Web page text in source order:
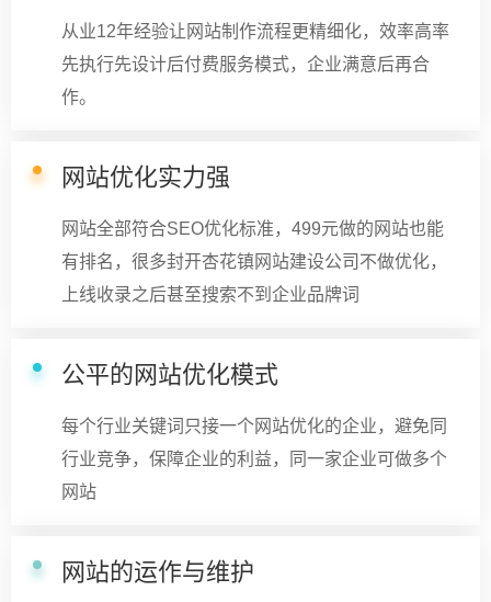
从业12年经验让网站制作流程更精细化，效率高率
先执行先设计后付费服务模式，企业满意后再合
作。
网站优化实力强
网站全部符合SEO优化标准，499元做的网站也能
有排名，很多封开杏花镇网站建设公司不做优化，
上线收录之后甚至搜索不到企业品牌词
公平的网站优化模式
每个行业关键词只接一个网站优化的企业，避免同
行业竞争，保障企业的利益，同一家企业可做多个
网站
网站的运作与维护